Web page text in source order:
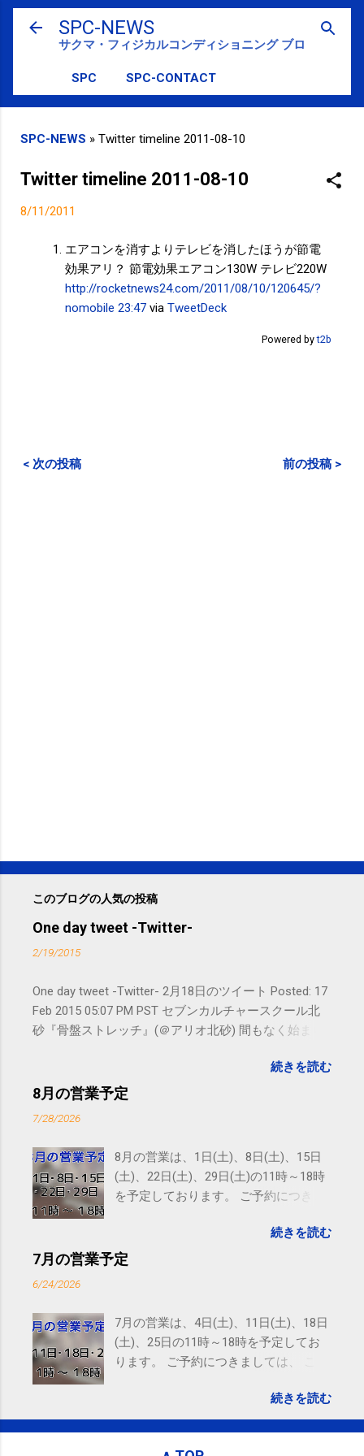
スキップしてメイン コンテンツに移動
SPC-NEWS
サクマ・フィジカルコンディショニング ブログ
SPC SPC-CONTACT
SPC-NEWS » Twitter timeline 2011-08-10
Twitter timeline 2011-08-10
8/11/2011
エアコンを消すよりテレビを消したほうが節電
効果アリ？ 節電効果エアコン130W テレビ220W
http://rocketnews24.com/2011/08/10/120645/?
nomobile 23:47 via TweetDeck
Powered byt2b
< 次の投稿 前の投稿 >
このブログの人気の投稿
One day tweet -Twitter-
2/19/2015
One day tweet -Twitter- 2月18日のツイート Posted: 17
Feb 2015 05:07 PM PST セブンカルチャースクール北
砂『骨盤ストレッチ』(＠アリオ北砂) 間もなく始まり
subscribed to email updates from サクマフィジカルコ
ンディショニング(@SPCstyle) - Twilog To stop
Email delivery powered by Google Google Inc., 1600
Amphitheatre Parkway, Mountain View, CA 94043,
United States
続きを読む
8月の営業予定
7/28/2026
8月の営業は、1日(土)、8日(土)、15日
(土)、22日(土)、29日(土)の11時～18時
を予定しております。 ご予約につきま
す。 電話に出られないことがあります
ので、ご予約、お問い合わせは
続きを読む
7月の営業予定
6/24/2026
7月の営業は、4日(土)、11日(土)、18日
(土)、25日の11時～18時を予定してお
ります。 ご予約につきましては、 こち
れないことがありますので、ご予約、
お問い合わせはSMS（ショートメッセ
続きを読む